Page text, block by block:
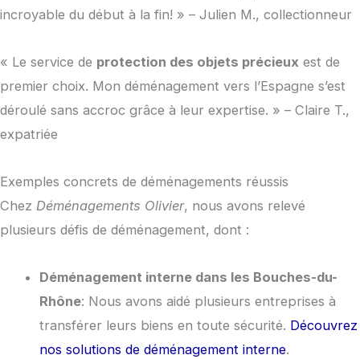
incroyable du début à la fin! » – Julien M., collectionneur
« Le service de protection des objets précieux est de
premier choix. Mon déménagement vers l’Espagne s’est
déroulé sans accroc grâce à leur expertise. » – Claire T.,
expatriée
Exemples concrets de déménagements réussis
Chez Déménagements Olivier, nous avons relevé
plusieurs défis de déménagement, dont :
Déménagement interne dans les Bouches-du-
Rhône: Nous avons aidé plusieurs entreprises à
transférer leurs biens en toute sécurité. Découvrez
nos solutions de déménagement interne.